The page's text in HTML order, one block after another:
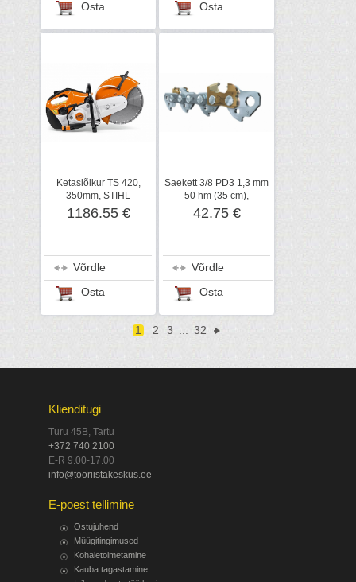
Osta Osta
Ketaslõikur TS 420,
350mm, STIHL
1186.55 €
Võrdle
Osta
Saekett 3/8 PD3 1,3 mm
50 hm (35 cm),
kõvasulam, STIHL
42.75 €
Võrdle
Osta
1 2 3 ... 32
Klienditugi
Turu 45B, Tartu
+372 740 2100
E-R 9.00-17.00
info@tooriistakeskus.ee
E-poest tellimine
Ostujuhend
Müügitingimused
Kohaletoimetamine
Kauba tagastamine